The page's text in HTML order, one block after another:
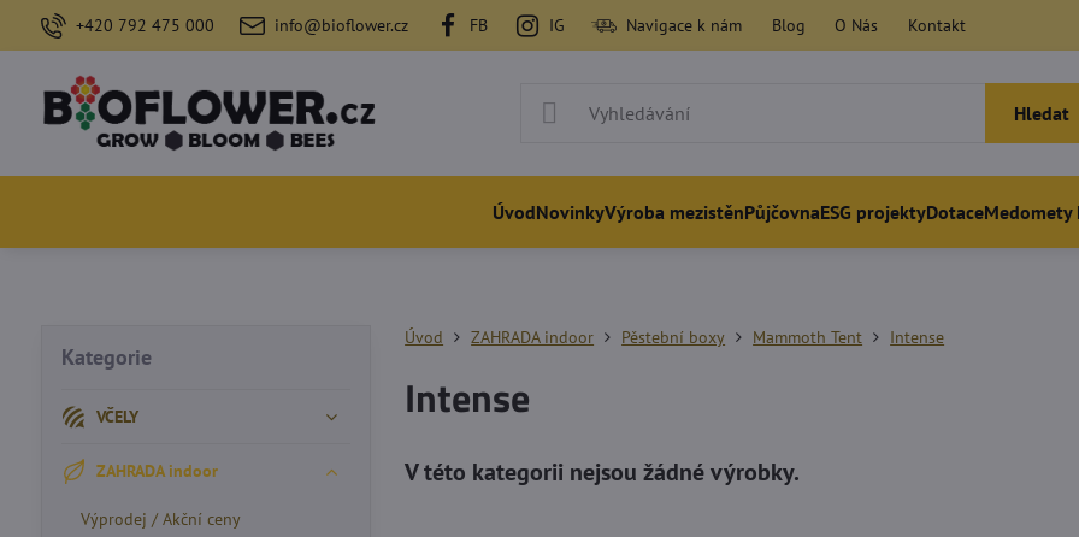
+420 792 475 000 info@bioflower.cz FB IG Navigace k nám Blog O Nás Kontakt
Hledat
ÚvodNovinkyVýroba mezistěnPůjčovnaESG projektyDotaceMedomety
Úvod ZAHRADA indoor Pěstební boxy Mammoth Tent Intense
Intense
Kategorie
VČELY
ZAHRADA indoor
Výprodej / Akční ceny